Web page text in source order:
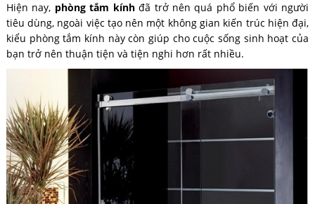
Hiện nay, phòng tắm kínhđã trở nên quá phổ biến với người
tiêu dùng, ngoài việc tạo nên một không gian kiến trúc hiện đại,
kiểu phòng tắm kính này còn giúp cho cuộc sống sinh hoạt của
bạn trở nên thuận tiện và tiện nghi hơn rất nhiều.